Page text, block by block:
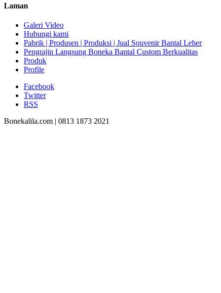
Laman
Galeri Video
Hubungi kami
Pabrik | Produsen | Produksi | Jual Souvenir Bantal Leher
Pengrajin Langsung Boneka Bantal Custom Berkualitas
Produk
Profile
Facebook
Twitter
RSS
Bonekalila.com | 0813 1873 2021